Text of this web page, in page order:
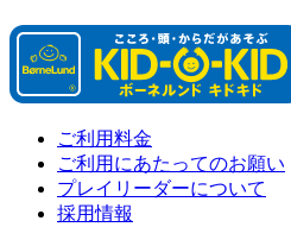
ご利用料金
ご利用にあたってのお願い
プレイリーダーについて
採用情報